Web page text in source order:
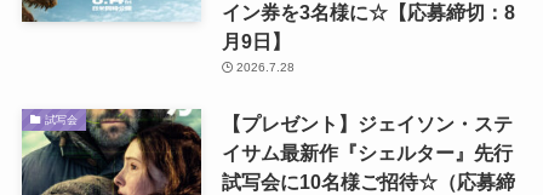
イン券を3名様に☆【応募締切：8
月9日】
2026.7.28
試写会
【プレゼント】ジェイソン・ステ
イサム最新作『シェルター』先行
試写会に10名様ご招待☆（応募締